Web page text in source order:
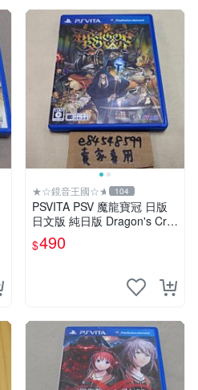
★☆鏡音王國☆★ 104
PSVITA PSV 魔龍寶冠 日版
日文版 純日版 Dragon's Cro
wn 香草社 Atlus
$490